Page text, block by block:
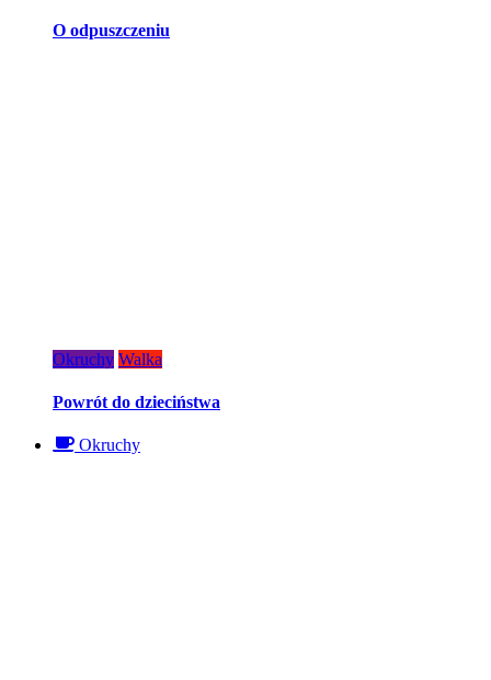
O odpuszczeniu
Okruchy Walka
Powrót do dzieciństwa
Okruchy